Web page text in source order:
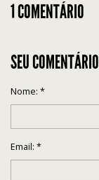
1 COMENTÁRIO
SEU COMENTÁRIO
Nome: *
Email: *